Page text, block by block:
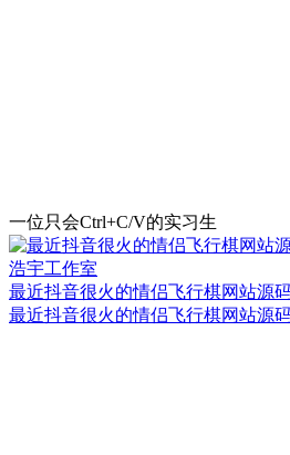
一位只会Ctrl+C/V的实习生
最近抖音很火的情侣飞行棋网站源
最近抖音很火的情侣飞行棋网站源